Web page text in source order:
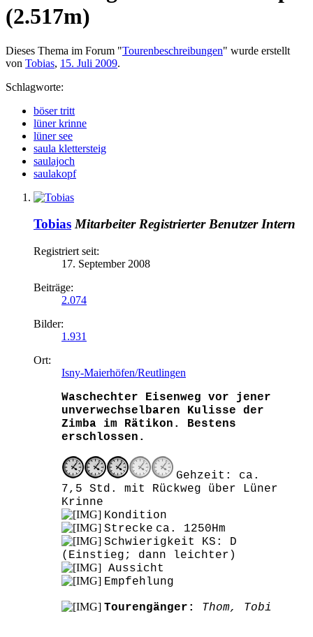
(2.517m)
Dieses Thema im Forum "Tourenbeschreibungen" wurde erstellt
von Tobias, 15. Juli 2009.
Schlagworte:
böser tritt
lüner krinne
lüner see
saula klettersteig
saulajoch
saulakopf
Tobias Mitarbeiter Registrierter Benutzer Intern
Registriert seit:
17. September 2008
Beiträge:
2.074
Bilder:
1.931
Ort:
Isny-Maierhöfen/Reutlingen
Waschechter Eisenweg vor jener
unverwechselbaren Kulisse der
Zimba im Rätikon. Bestens
erschlossen.
Gehzeit: ca.
7,5 Std. mit Rückweg über Lüner
Krinne
Kondition
Strecke ca. 1250Hm
Schwierigkeit KS: D
(Einstieg; dann leichter)
Aussicht
Empfehlung
Tourengänger: Thom, Tobi